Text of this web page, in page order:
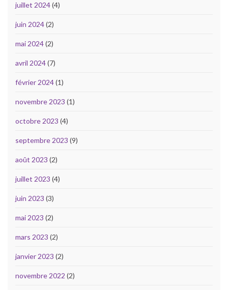
juillet 2024(4)
juin 2024(2)
mai 2024(2)
avril 2024(7)
février 2024(1)
novembre 2023 (1)
octobre 2023 (4)
septembre 2023 (9)
août 2023 (2)
juillet 2023 (4)
juin 2023 (3)
mai 2023 (2)
mars 2023 (2)
janvier 2023 (2)
novembre 2022 (2)